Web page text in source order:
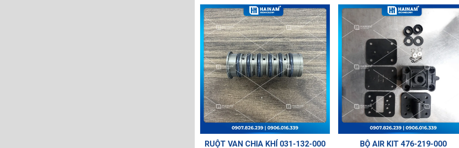
RUỘT VAN CHIA KHÍ 031-132-000 BỘ AIR KIT 476-219-000